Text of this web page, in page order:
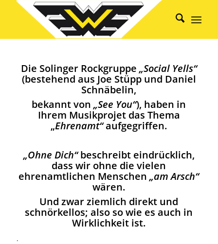
Die Solinger Rockgruppe „Social Yells“
(bestehend aus Joe Stüpp und Daniel
Schnäbelin,
bekannt von„See You“), haben in
Ihrem Musikprojet das Thema
„Ehrenamt“aufgegriffen.
„Ohne Dich“beschreibt eindrücklich,
dass wir ohne die vielen
ehrenamtlichen Menschen„am Arsch“
wären.
Und zwar ziemlich direkt und
schnörkellos; also so wie es auch in
Wirklichkeit ist.
.